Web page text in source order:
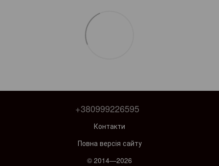
+380999226595
Контакти
Повна версія сайту
© 2014—2026